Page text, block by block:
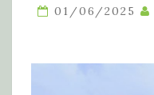
01/06/2025